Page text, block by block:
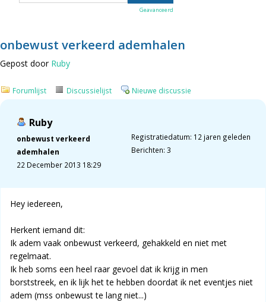
Geavanceerd
onbewust verkeerd ademhalen
Gepost door Ruby
Forumlijst Discussielijst Nieuwe discussie
Ruby
onbewust verkeerd
ademhalen
22 December 2013 18:29
Registratiedatum: 12 jaren geleden
Berichten: 3
Hey iedereen,
Herkent iemand dit:
Ik adem vaak onbewust verkeerd, gehakkeld en niet met
regelmaat.
Ik heb soms een heel raar gevoel dat ik krijg in men
borststreek, en ik lijk het te hebben doordat ik net eventjes niet
adem (mss onbewust te lang niet...)